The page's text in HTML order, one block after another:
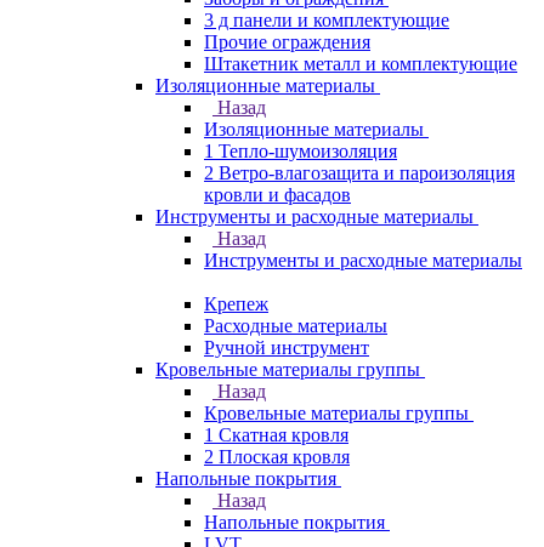
3 д панели и комплектующие
Прочие ограждения
Штакетник металл и комплектующие
Изоляционные материалы
Назад
Изоляционные материалы
1 Тепло-шумоизоляция
2 Ветро-влагозащита и пароизоляция
кровли и фасадов
Инструменты и расходные материалы
Назад
Инструменты и расходные материалы
Крепеж
Расходные материалы
Ручной инструмент
Кровельные материалы группы
Назад
Кровельные материалы группы
1 Скатная кровля
2 Плоская кровля
Напольные покрытия
Назад
Напольные покрытия